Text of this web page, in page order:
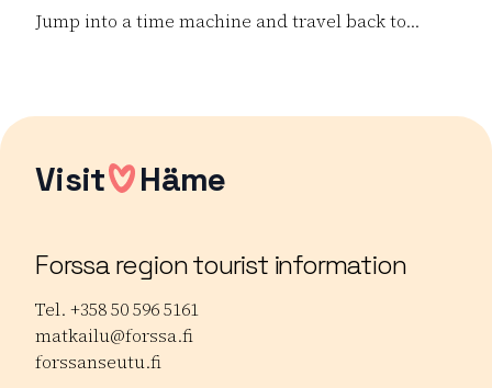
Jump into a time machine and travel back to...
Visit Häme
Forssa region tourist information
Tel. +358 50 596 5161
matkailu@forssa.fi
forssanseutu.fi